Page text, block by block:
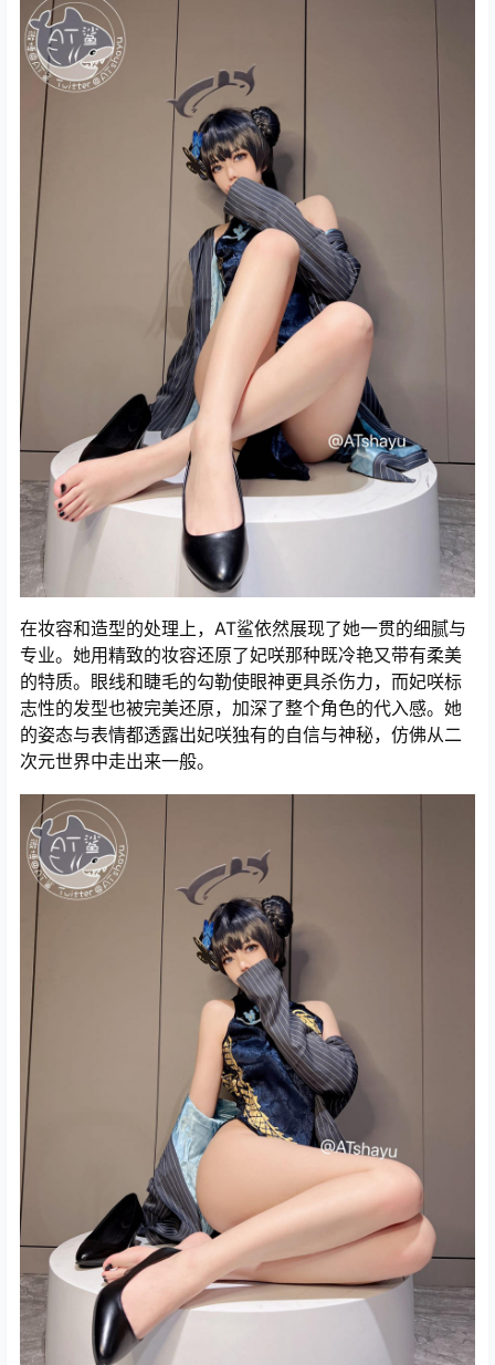
在妆容和造型的处理上，AT鲨依然展现了她一贯的细腻与
专业。她用精致的妆容还原了妃咲那种既冷艳又带有柔美
的特质。眼线和睫毛的勾勒使眼神更具杀伤力，而妃咲标
志性的发型也被完美还原，加深了整个角色的代入感。她
的姿态与表情都透露出妃咲独有的自信与神秘，仿佛从二
次元世界中走出来一般。